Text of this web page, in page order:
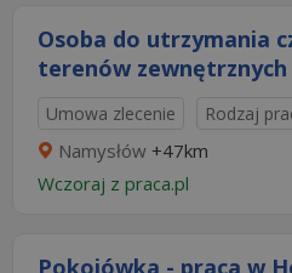
Osoba do utrzymania
terenów zewnętrznych
Umowa zlecenie Rodzaj
Namysłów +47km
Wczoraj z praca.pl
Pokojówka - praca w